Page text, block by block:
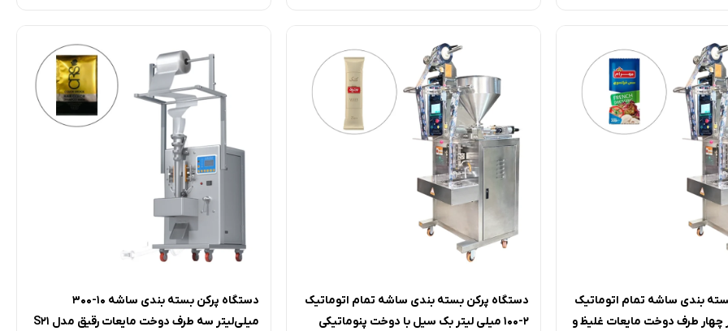
بندی ساشه تمام اتوماتیک
لیتر چهار طرف دوخت مایعات غلیظ و
دستگاه پرکن بسته بندی ساشه تمام اتوماتیک
2-100 میلی لیتر بک سیل با دوخت پنوماتیکی
دستگاه پرکن بسته بندی ساشه 10-300
میلی‌لیتر سه طرف دوخت مایعات رقیق مدل S21